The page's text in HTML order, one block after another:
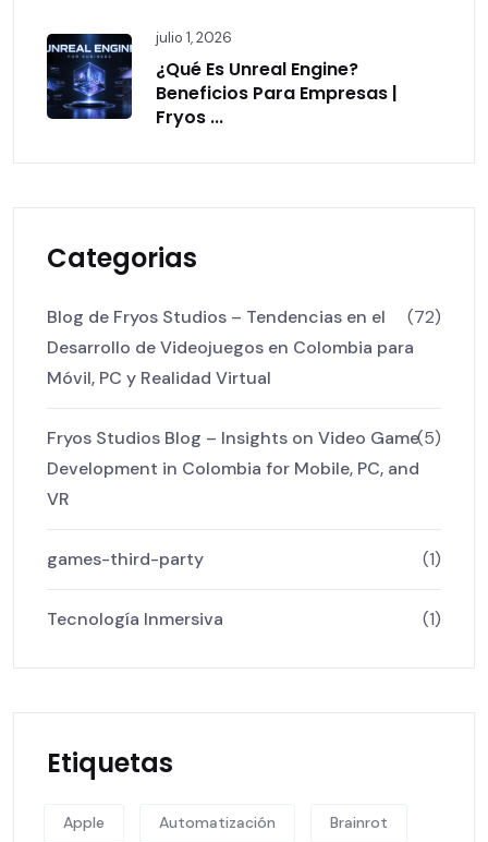
julio 1, 2026
¿Qué Es Unreal Engine?
Beneficios Para Empresas |
Fryos ...
Categorias
Blog de Fryos Studios – Tendencias en el
Desarrollo de Videojuegos en Colombia para
Móvil, PC y Realidad Virtual
(72)
Fryos Studios Blog – Insights on Video Game
Development in Colombia for Mobile, PC, and
VR
(5)
games-third-party (1)
Tecnología Inmersiva (1)
Etiquetas
Apple Automatización Brainrot